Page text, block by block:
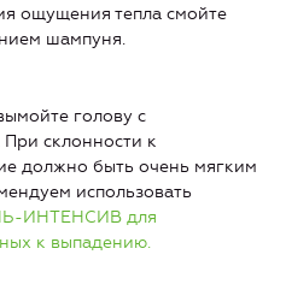
ощущения тепла смойте
шампуня.
голову с
склонности к
должно быть очень мягким
использовать
ИНТЕНСИВ для
к выпадению.